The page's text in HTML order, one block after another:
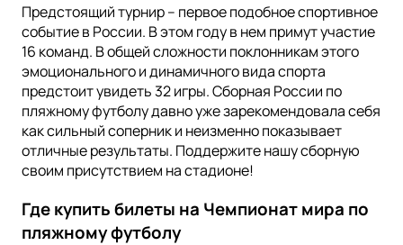
Предстоящий турнир – первое подобное спортивное
событие в России. В этом году в нем примут участие
16 команд. В общей сложности поклонникам этого
эмоционального и динамичного вида спорта
предстоит увидеть 32 игры. Сборная России по
пляжному футболу давно уже зарекомендовала себя
как сильный соперник и неизменно показывает
отличные результаты. Поддержите нашу сборную
своим присутствием на стадионе!
Где купить билеты на Чемпионат мира по
пляжному футболу